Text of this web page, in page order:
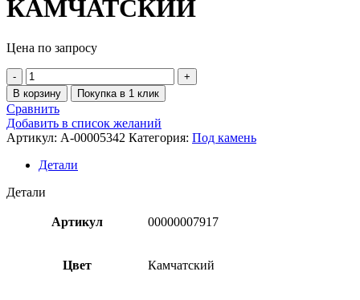
КАМЧАТСКИЙ
Цена по запросу
В корзину Покупка в 1 клик
Сравнить
Добавить в список желаний
Артикул: A-00005342 Категория: Под камень
Детали
Детали
Артикул 00000007917
Цвет Камчатский